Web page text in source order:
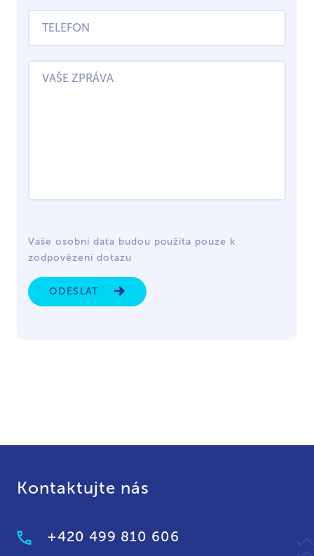
Vaše osobní data budou použita pouze k
zodpovězení dotazu
ODESLAT
Kontaktujte nás
+420 499 810 606